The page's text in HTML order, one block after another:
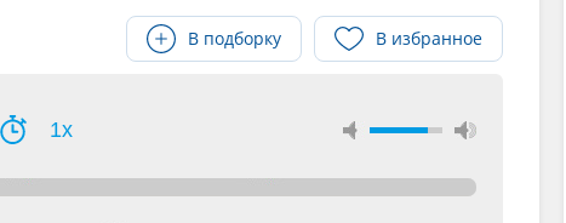
В подборку В избранное
1x